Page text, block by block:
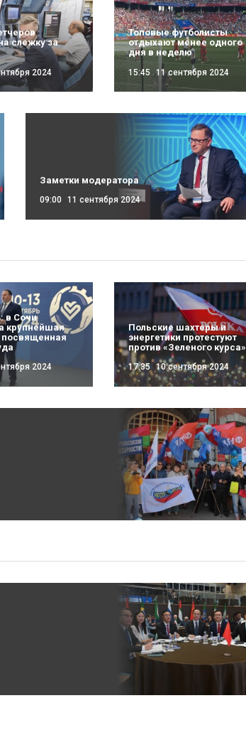
слежку за
2024
Топовые футболисты
отдыхают менее одного
дня в неделю
15:45 11 сентября 2024
Заметки модератора
09:00 11 сентября 2024
в Сочи
крупнейшая
посвященная
2024
Польские шахтеры и
энергетики протестуют
против «Зеленого курса»
17:35 10 сентября 2024